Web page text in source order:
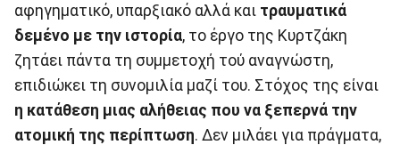
αφηγηματικό, υπαρξιακό αλλά και τραυματικά
δεμένο με την ιστορία, το έργο της Κυρτζάκη
ζητάει πάντα τη συμμετοχή τού αναγνώστη,
επιδιώκει τη συνομιλία μαζί του. Στόχος της είναι
η κατάθεση μιας αλήθειας που να ξεπερνά την
ατομική της περίπτωση. Δεν μιλάει για πράγματα,